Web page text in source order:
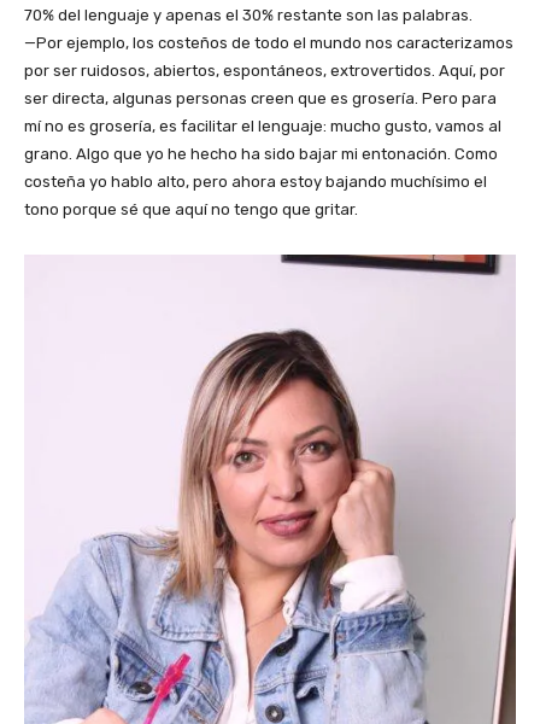
70% del lenguaje y apenas el 30% restante son las palabras.
—Por ejemplo, los costeños de todo el mundo nos caracterizamos
por ser ruidosos, abiertos, espontáneos, extrovertidos. Aquí, por
ser directa, algunas personas creen que es grosería. Pero para
mí no es grosería, es facilitar el lenguaje: mucho gusto, vamos al
grano. Algo que yo he hecho ha sido bajar mi entonación. Como
costeña yo hablo alto, pero ahora estoy bajando muchísimo el
tono porque sé que aquí no tengo que gritar.